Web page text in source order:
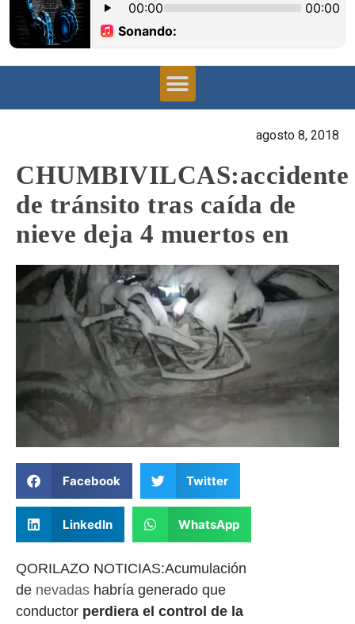
agosto 8, 2018
CHUMBIVILCAS:accidente
de tránsito tras caída de
nieve deja 4 muertos en
Facebook Twitter
LinkedIn WhatsApp
QORILAZO NOTICIAS:Acumulación
de nevadas habría generado que
conductor perdiera el control de la